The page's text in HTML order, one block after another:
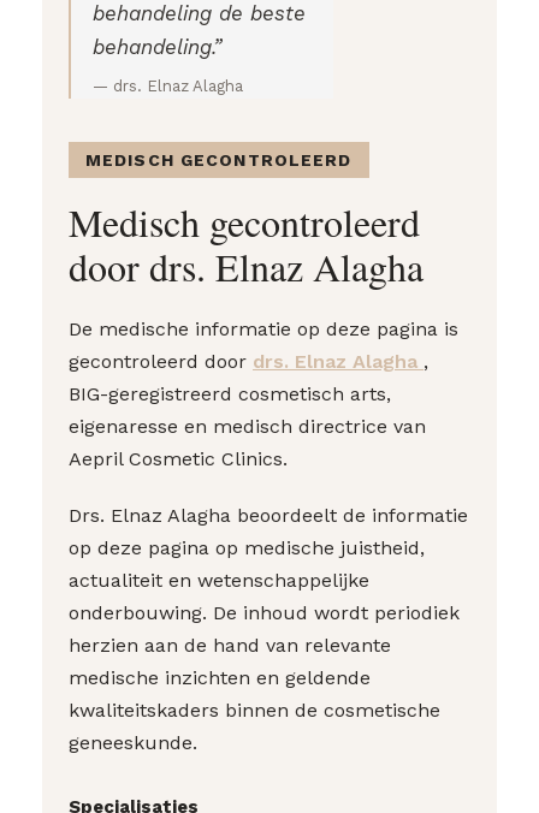
behandeling de beste
behandeling.”
— drs. Elnaz Alagha
MEDISCH GECONTROLEERD
Medisch gecontroleerd
door drs. Elnaz Alagha
De medische informatie op deze pagina is
gecontroleerd door drs. Elnaz Alagha ,
BIG-geregistreerd cosmetisch arts,
eigenaresse en medisch directrice van
Aepril Cosmetic Clinics.
Drs. Elnaz Alagha beoordeelt de informatie
op deze pagina op medische juistheid,
actualiteit en wetenschappelijke
onderbouwing. De inhoud wordt periodiek
herzien aan de hand van relevante
medische inzichten en geldende
kwaliteitskaders binnen de cosmetische
geneeskunde.
Specialisaties